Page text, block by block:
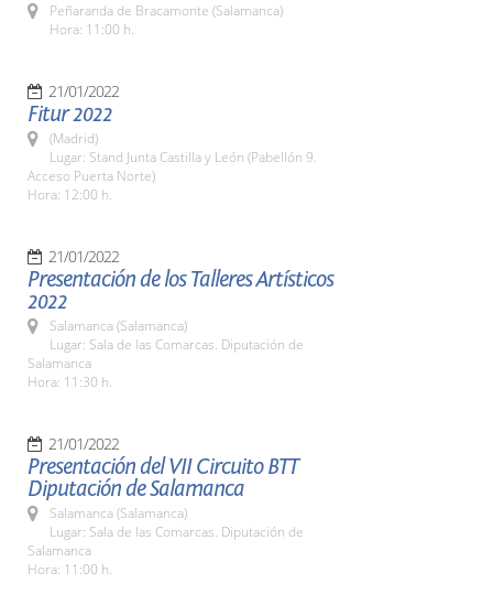
Peñaranda de Bracamonte (Salamanca)
Hora: 11:00 h.
21/01/2022
Fitur 2022
(Madrid)
Lugar: Stand Junta Castilla y León (Pabellón 9.
Acceso Puerta Norte)
Hora: 12:00 h.
21/01/2022
Presentación de los Talleres Artísticos
2022
Salamanca (Salamanca)
Lugar: Sala de las Comarcas. Diputación de
Salamanca
Hora: 11:30 h.
21/01/2022
Presentación del VII Circuito BTT
Diputación de Salamanca
Salamanca (Salamanca)
Lugar: Sala de las Comarcas. Diputación de
Salamanca
Hora: 11:00 h.